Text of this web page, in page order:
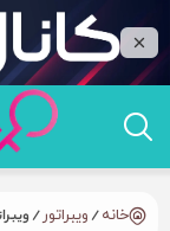
خانه/ویبراتور/